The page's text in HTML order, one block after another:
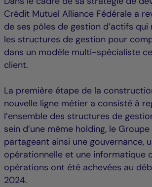
Crédit Mutuel Alliance Fédérale a
de ses pôles de gestion d’actifs
les structures de gestion pour
dans un modèle multi-spécialiste
client.
La première étape de la
nouvelle ligne métier a consisté à
l’ensemble des structures de
sein d’une même holding, le
partageant ainsi une gouvernance,
opérationnelle et une informatique
opérations ont été achevées au
2024.